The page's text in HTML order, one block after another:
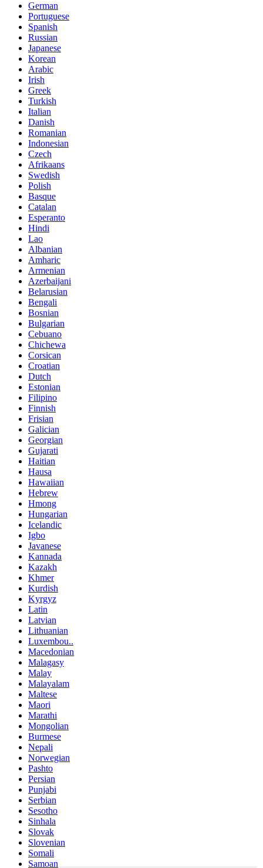
German
Portuguese
Spanish
Russian
Japanese
Korean
Arabic
Irish
Greek
Turkish
Italian
Danish
Romanian
Indonesian
Czech
Afrikaans
Swedish
Polish
Basque
Catalan
Esperanto
Hindi
Lao
Albanian
Amharic
Armenian
Azerbaijani
Belarusian
Bengali
Bosnian
Bulgarian
Cebuano
Chichewa
Corsican
Croatian
Dutch
Estonian
Filipino
Finnish
Frisian
Galician
Georgian
Gujarati
Haitian
Hausa
Hawaiian
Hebrew
Hmong
Hungarian
Icelandic
Igbo
Javanese
Kannada
Kazakh
Khmer
Kurdish
Kyrgyz
Latin
Latvian
Lithuanian
Luxembou..
Macedonian
Malagasy
Malay
Malayalam
Maltese
Maori
Marathi
Mongolian
Burmese
Nepali
Norwegian
Pashto
Persian
Punjabi
Serbian
Sesotho
Sinhala
Slovak
Slovenian
Somali
Samoan